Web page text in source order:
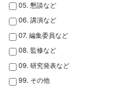
05. 懇談など
06. 講演など
07. 編集委員など
08. 監修など
09. 研究発表など
99. その他